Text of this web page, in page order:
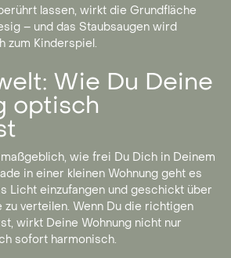
lassen, wirkt die Grundfläche
– und das Staubsaugen wird
zum Kinderspiel.
Wie Du Deine
optisch
wie frei Du Dich in Deinem
in einer kleinen Wohnung geht es
Licht einzufangen und geschickt über
zu verteilen. Wenn Du die richtigen
wirkt Deine Wohnung nicht nur
sofort harmonisch.